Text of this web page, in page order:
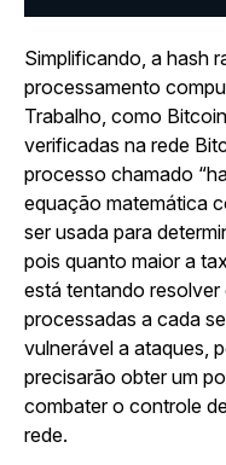
Simplificando, a hash
processamento
Trabalho, como
verificadas na rede
processo chamado
equação matemática
ser usada para
pois quanto maior a
está tentando
processadas a cada
vulnerável a ataques,
precisarão obter um
combater o controle
rede.